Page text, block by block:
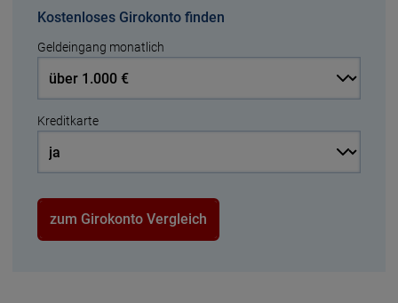
Kostenloses Girokonto finden
Geldeingang monatlich
Kreditkarte
zum Girokonto Vergleich